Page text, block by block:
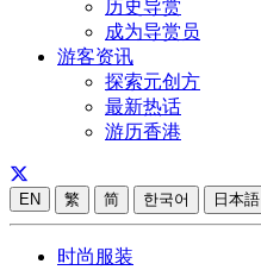
历史导赏
成为导赏员
游客资讯
探索元创方
最新热话
游历香港
EN 繁 简 한국어 日本語
时尚服装